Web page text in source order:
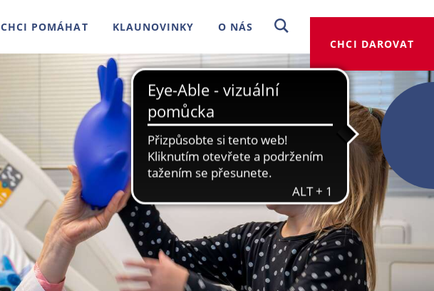
CHCI DAROVAT
CHCI POMÁHAT KLAUNOVINKY O NÁS